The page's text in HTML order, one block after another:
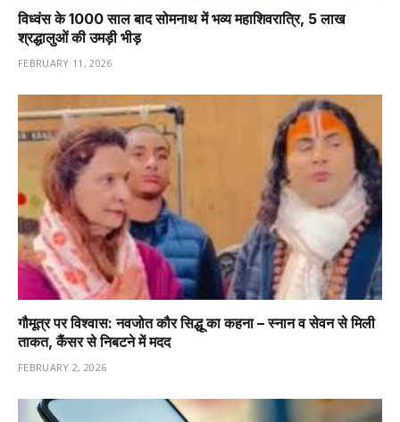
विध्वंस के 1000 साल बाद सोमनाथ में भव्य महाशिवरात्रि, 5 लाख
श्रद्धालुओं की उमड़ी भीड़
FEBRUARY 11, 2026
गौमूत्र पर विश्वास: नवजोत कौर सिद्धू का कहना – स्नान व सेवन से मिली
ताकत, कैंसर से निबटने में मदद
FEBRUARY 2, 2026